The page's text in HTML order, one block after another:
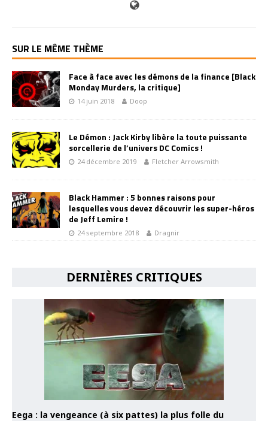
SUR LE MÊME THÈME
Face à face avec les démons de la finance [Black
Monday Murders, la critique]
14 juin 2018 Doop
Le Démon : Jack Kirby libère la toute puissante
sorcellerie de l’univers DC Comics !
24 décembre 2019 Fletcher Arrowsmith
Black Hammer : 5 bonnes raisons pour
lesquelles vous devez découvrir les super-héros
de Jeff Lemire !
24 septembre 2018 Dragnir
DERNIÈRES CRITIQUES
Eega : la vengeance (à six pattes) la plus folle du